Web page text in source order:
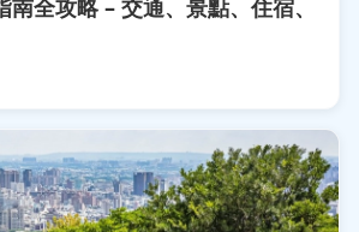
全攻略 – 交通、景點、住宿、